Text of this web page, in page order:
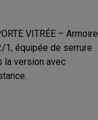
VITRÉE – Armoire
1, équipée de serrure
la version avec